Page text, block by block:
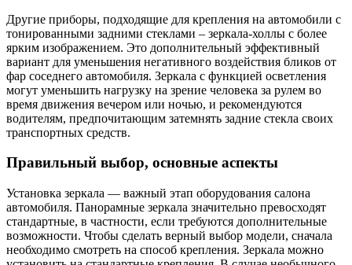
Другие приборы, подходящие для крепления на автомобили с
тонированными задними стеклами – зеркала-холлы с более
ярким изображением. Это дополнительный эффективный
вариант для уменьшения негативного воздействия бликов от
фар соседнего автомобиля. Зеркала с функцией осветления
могут уменьшить нагрузку на зрение человека за рулем во
время движения вечером или ночью, и рекомендуются
водителям, предпочитающим затемнять задние стекла своих
транспортных средств.
Правильный выбор, основные аспекты
Установка зеркала — важный этап оборудования салона
автомобиля. Панорамные зеркала значительно превосходят
стандартные, в частности, если требуются дополнительные
возможности. Чтобы сделать верный выбор модели, сначала
необходимо смотреть на способ крепления. Зеркала можно